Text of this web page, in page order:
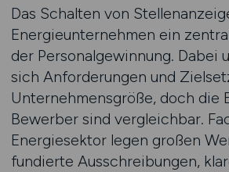
Das Schalten von
Energieunternehmen ein
der Personalgewinnung. Dabei
sich Anforderungen und
Unternehmensgröße, doch die
Bewerber sind vergleichbar.
Energiesektor legen großen
fundierte Ausschreibungen,